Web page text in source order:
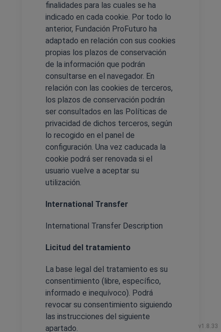
v1.8.33
finalidades para las cuales se ha
indicado en cada cookie. Por todo lo
anterior, Fundación ProFuturo ha
adaptado en relación con sus cookies
propias los plazos de conservación
de la información que podrán
consultarse en el navegador. En
relación con las cookies de terceros,
los plazos de conservación podrán
ser consultados en las Políticas de
privacidad de dichos terceros, según
lo recogido en el panel de
configuración. Una vez caducada la
cookie podrá ser renovada si el
usuario vuelve a aceptar su
utilización.
International Transfer
International Transfer Description
Licitud del tratamiento
La base legal del tratamiento es su
consentimiento (libre, específico,
informado e inequívoco). Podrá
revocar su consentimiento siguiendo
las instrucciones del siguiente
apartado.